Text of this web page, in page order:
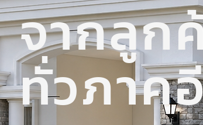
จากลูก
ทั่วภาค